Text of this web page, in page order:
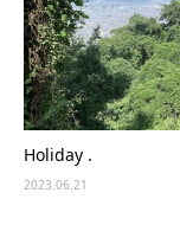
Holiday .
2023.06.21